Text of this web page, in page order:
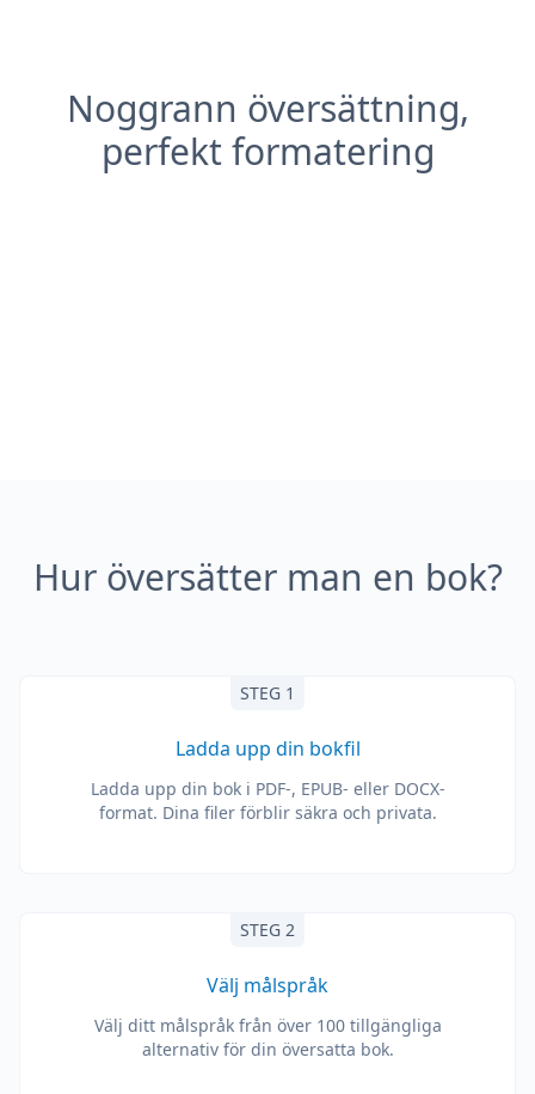
Noggrann översättning,
perfekt formatering
Hur översätter man en bok?
STEG 1
Ladda upp din bokfil
Ladda upp din bok i PDF-, EPUB- eller DOCX-
format. Dina filer förblir säkra och privata.
STEG 2
Välj målspråk
Välj ditt målspråk från över 100 tillgängliga
alternativ för din översatta bok.